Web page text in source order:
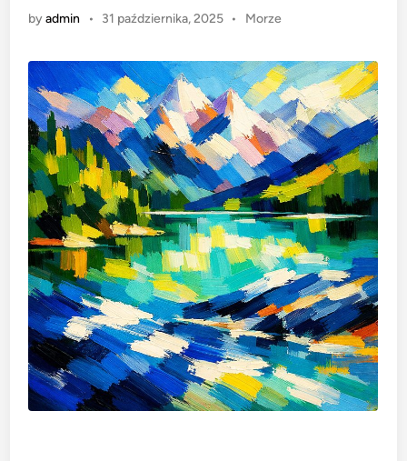
byadmin • 31 października, 2025 •
Posted
Morze